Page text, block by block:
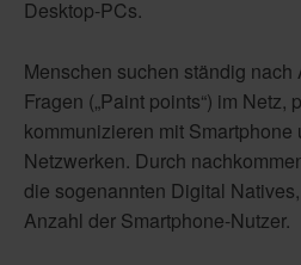
Desktop-PCs.
Menschen suchen ständig nach
Fragen („Paint points“) im Netz,
kommunizieren mit
Netzwerken. Durch
die sogenannten Digital
Anzahl der Smartphone-Nutzer.